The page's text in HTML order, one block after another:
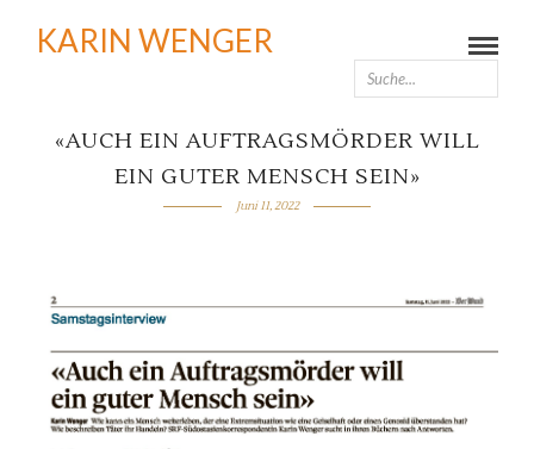
KARIN WENGER
«AUCH EIN AUFTRAGSMÖRDER WILL
EIN GUTER MENSCH SEIN»
Juni 11, 2022